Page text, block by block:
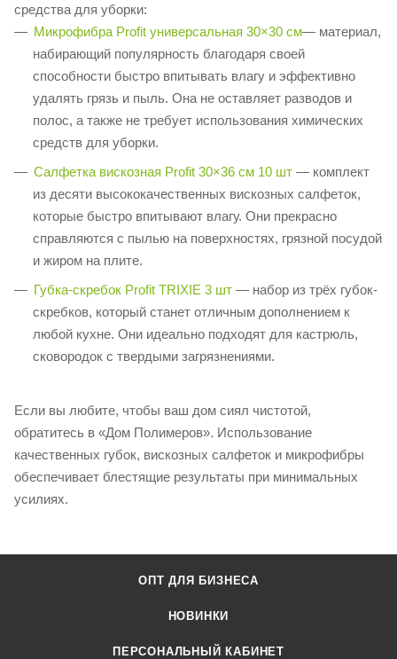
средства для уборки:
Микрофибра Profit универсальная 30×30 см— материал,
набирающий популярность благодаря своей
способности быстро впитывать влагу и эффективно
удалять грязь и пыль. Она не оставляет разводов и
полос, а также не требует использования химических
средств для уборки.​
Салфетка вискозная Profit 30×36 см 10 шт — комплект
из десяти высококачественных вискозных салфеток,
которые быстро впитывают влагу. Они прекрасно
справляются с пылью на поверхностях, грязной посудой
и жиром на плите.​
Губка-скребок Profit TRIXIE 3 шт — набор из трёх губок-
скребков, который станет отличным дополнением к
любой кухне. Они идеально подходят для кастрюль,
сковородок с твердыми загрязнениями.​
Если вы любите, чтобы ваш дом сиял чистотой,
обратитесь в «Дом Полимеров». Использование
качественных губок, вискозных салфеток и микрофибры
обеспечивает блестящие результаты при минимальных
усилиях.
ОПТ ДЛЯ БИЗНЕСА
НОВИНКИ
ПЕРСОНАЛЬНЫЙ КАБИНЕТ